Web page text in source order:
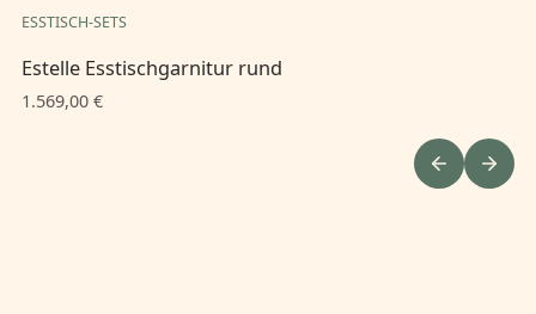
ESSTISCH-SETS
Estelle Esstischgarnitur rund
1.569,00 €